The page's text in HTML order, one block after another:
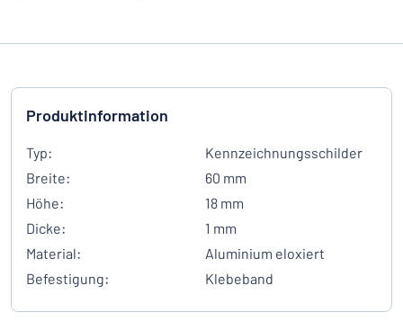
Produktinformation
Typ:
Kennzeichnungsschilder
Breite:
60 mm
Höhe:
18 mm
Dicke:
1 mm
Material:
Aluminium eloxiert
Befestigung:
Klebeband